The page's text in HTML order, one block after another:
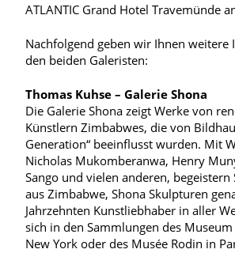
ATLANTIC Grand Hotel Travemünde
Nachfolgend geben wir Ihnen weitere
den beiden Galeristen:
Thomas Kuhse – Galerie Shona
Die Galerie Shona zeigt Werke von
Künstlern Zimbabwes, die von
Generation“ beeinflusst wurden. Mit
Nicholas Mukomberanwa, Henry
Sango und vielen anderen,
aus Zimbabwe, Shona Skulpturen
Jahrzehnten Kunstliebhaber in aller
sich in den Sammlungen des
New York oder des Musée Rodin in